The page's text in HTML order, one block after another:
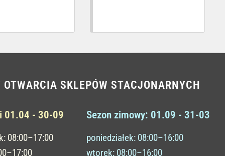
OTWARCIA SKLEPÓW STACJONARNYCH
01.04 - 30-09
08:00–17:00
Sezon zimowy: 01.09 - 31-03
poniedziałek: 08:00–16:00
wtorek: 08:00–16:00